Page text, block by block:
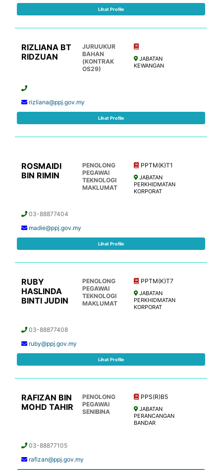
Lihat Profile
RIZLIANA BT
RIDZUAN
JURUUKUR
BAHAN
(KONTRAK
OS29)
JABATAN
KEWANGAN
rizliana@ppj.gov.my
Lihat Profile
ROSMAIDI
BIN RIMIN
PENOLONG
PEGAWAI
TEKNOLOGI
MAKLUMAT
PPTM(K)T1
JABATAN
PERKHIDMATAN
KORPORAT
03-88877404
madie@ppj.gov.my
Lihat Profile
RUBY
HASLINDA
BINTI JUDIN
PENOLONG
PEGAWAI
TEKNOLOGI
MAKLUMAT
PPTM(K)T7
JABATAN
PERKHIDMATAN
KORPORAT
03-88877408
ruby@ppj.gov.my
Lihat Profile
RAFIZAN BIN
MOHD TAHIR
PENOLONG
PEGAWAI
SENIBINA
PPS(R)B5
JABATAN
PERANCANGAN
BANDAR
03-88877105
rafizan@ppj.gov.my